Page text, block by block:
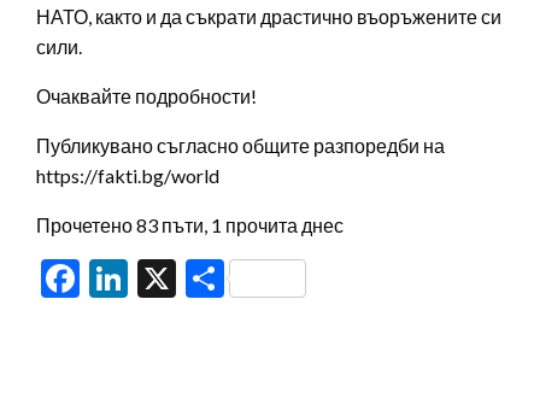
НАТО, както и да съкрати драстично въоръжените си
сили.
Очаквайте подробности!
Публикувано съгласно общите разпоредби на
https://fakti.bg/world
Прочетено 83 пъти, 1 прочита днес
Facebook
LinkedIn
X Share